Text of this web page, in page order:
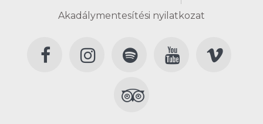
Akadálymentesítési nyilatkozat